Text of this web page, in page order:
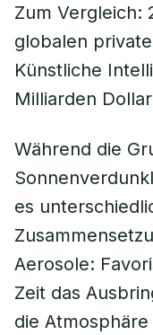
Zum Vergleich:
globalen
Künstliche
Milliarden
Während die
es
Aerosole:
Zeit das
die